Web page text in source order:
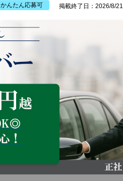
かんたん応募可 掲載終了日：2026/8/21